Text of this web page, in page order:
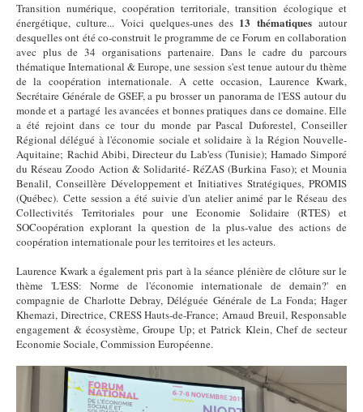
Transition numérique, coopération territoriale, transition écologique et
énergétique, culture... Voici quelques-unes des 13 thématiquesautour
desquelles ont été co-construit le programme de ce Forum en collaboration
avec plus de 34 organisations partenaire. Dans le cadre du parcours
thématiqueInternational & Europe, une session s'est tenue autour du thème
de la coopération internationale. A cette occasion, Laurence Kwark,
Secrétaire Générale de GSEF, a pu brosser un panorama de l'ESS autour du
monde et a partagé les avancées et bonnes pratiques dans ce domaine. Elle
a été rejoint dans ce tour du monde par Pascal Duforestel, Conseiller
Régional délégué à l'économie sociale et solidaire à la Région Nouvelle-
Aquitaine; Rachid Abibi, Directeur du Lab'ess (Tunisie); Hamado Simporé
du Réseau Zoodo Action & Solidarité- RéZAS (Burkina Faso); et Mounia
Benalil, Conseillère Développement et Initiatives Stratégiques, PROMIS
(Québec). Cette session a été suivie d'un atelier animé par le Réseau des
Collectivités Territoriales pour une Economie Solidaire (RTES) et
SOCoopération explorant la question de la plus-value des actions de
coopération internationale pour les territoires et les acteurs.
Laurence Kwark a également pris part à la séance plénière de clôture sur le
thème 'L'ESS: Norme de l'économie internationale de demain?' en
compagnie de Charlotte Debray, Déléguée Générale de La Fonda; Hager
Khemazi, Directrice, CRESS Hauts-de-France; Arnaud Breuil, Responsable
engagement & écosystème, Groupe Up; et Patrick Klein, Chef de secteur
Economie Sociale, Commission Européenne.
20191108_121649_HDR.jpg